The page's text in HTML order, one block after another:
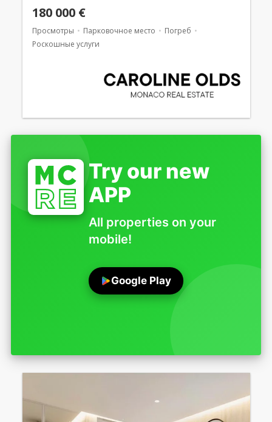
180 000 €
Просмотры Парковочное место
Погреб
Роскошные услуги
Try our new
APP
All properties on your
mobile!
Google Play